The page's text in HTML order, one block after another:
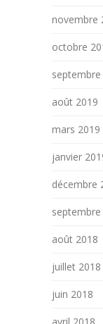
novembre
octobre
septembre
août 2019
mars 2019
janvier
décembre
septembre
août 2018
juillet 2018
juin 2018